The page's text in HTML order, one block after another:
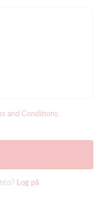
and Conditions
Log på